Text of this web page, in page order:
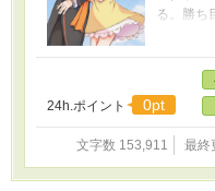
る。勝ち
は、モ
せるスキ
ランを
サイクロ
は、サイ
いく。
たことで
きたサイ
24h.ポイント 0pt
文字数 153,911 最終